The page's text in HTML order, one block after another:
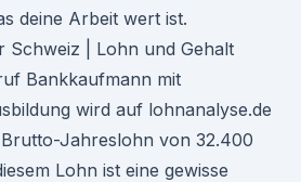
deine Arbeit wert ist.
Schweiz | Lohn und Gehalt
Bankkaufmann mit
wird auf lohnanalyse.de
Jahreslohn von 32.400
Lohn ist eine gewisse